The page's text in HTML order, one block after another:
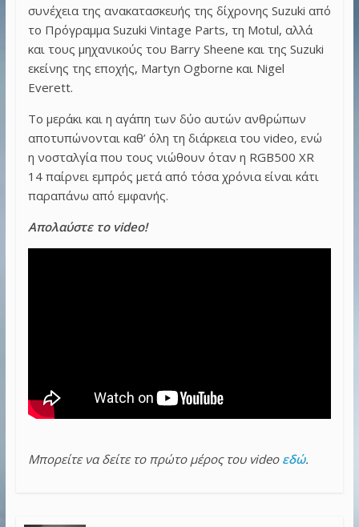
συνέχεια της ανακατασκευής της δίχρονης Suzuki από
το Πρόγραμμα Suzuki Vintage Parts, τη Motul, αλλά
και τους μηχανικούς του Barry Sheene και της Suzuki
εκείνης της εποχής, Martyn Ogborne και Nigel
Everett.
Το μεράκι και η αγάπη των δύο αυτών ανθρώπων
αποτυπώνονται καθ’ όλη τη διάρκεια του video, ενώ
η νοσταλγία που τους νιώθουν όταν η RGB500 XR
14 παίρνει εμπρός μετά από τόσα χρόνια είναι κάτι
παραπάνω από εμφανής.
Απολαύστε το video!
Μπορείτε να δείτε το πρώτο μέρος του video εδώ.